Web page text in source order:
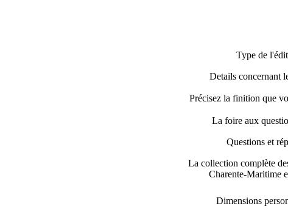
Type de
Details concernant
Précisez la finition que
La foire aux
Questions et
La collection complète
Charente-Maritime
Dimensions